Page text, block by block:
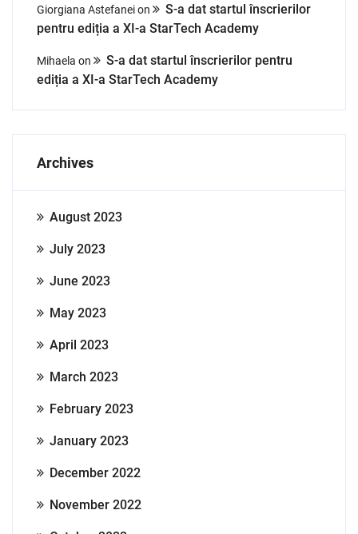
Giorgiana Astefaneion
S-a dat startul înscrierilor
pentru ediția a XI-a StarTech Academy
Mihaela on
S-a dat startul înscrierilor pentru
ediția a XI-a StarTech Academy
Archives
August 2023
July 2023
June 2023
May 2023
April 2023
March 2023
February 2023
January 2023
December 2022
November 2022